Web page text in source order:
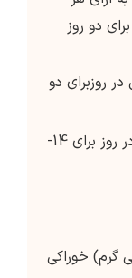
دو روز
در روزبرای دو
500 میلی گرم (حداقل 300 میلی گرم) در روز برای 14-
گرم(حداقل 75-150 میلی گرم) خوراکی